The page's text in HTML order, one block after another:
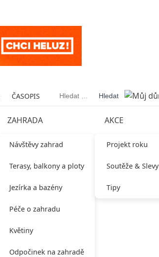
ČASOPIS Vyhledávání
ZAHRADA
Návštěvy zahrad
Terasy, balkony a ploty
Jezírka a bazény
Péče o zahradu
Květiny
Odpočinek na zahradě
AKCE
Projekt roku
Soutěže & Slevy
Tipy